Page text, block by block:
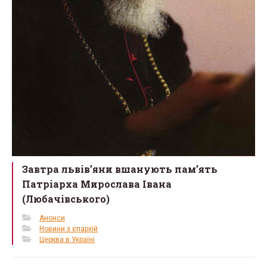
Завтра львів’яни вшанують пам’ять
Патріарха Мирослава Івана
(Любачівського)
Анонси
Новини з єпархій
Церква в Україні